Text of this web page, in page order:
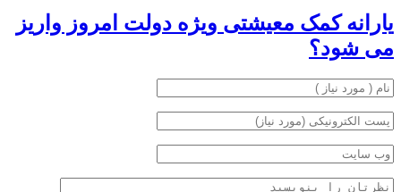
یارانه کمک معیشتی ویژه دولت امروز واریز
می شود؟